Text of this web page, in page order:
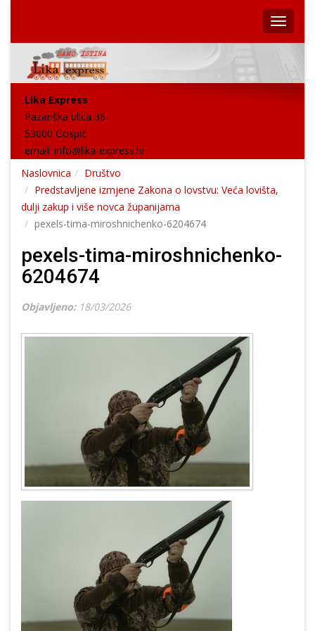
Lika Express
Pazariška ulica 36
53000 Gospić
email: info@lika-express.hr
Naslovnica
Društvo
Predstavljene izmjene Zakona o lovstvu: Veća lovišta,
dulji zakup i više novca županijama
pexels-tima-miroshnichenko-6204674
pexels-tima-miroshnichenko-
6204674
Objavljeno: 18/03/2026